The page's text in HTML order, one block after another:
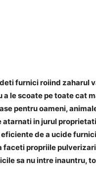
furnici roiind zaharul
le scoate pe toate cat
pentru oameni,
in jurul
de a ucide
faceti propriile
sa nu intre inauntru,